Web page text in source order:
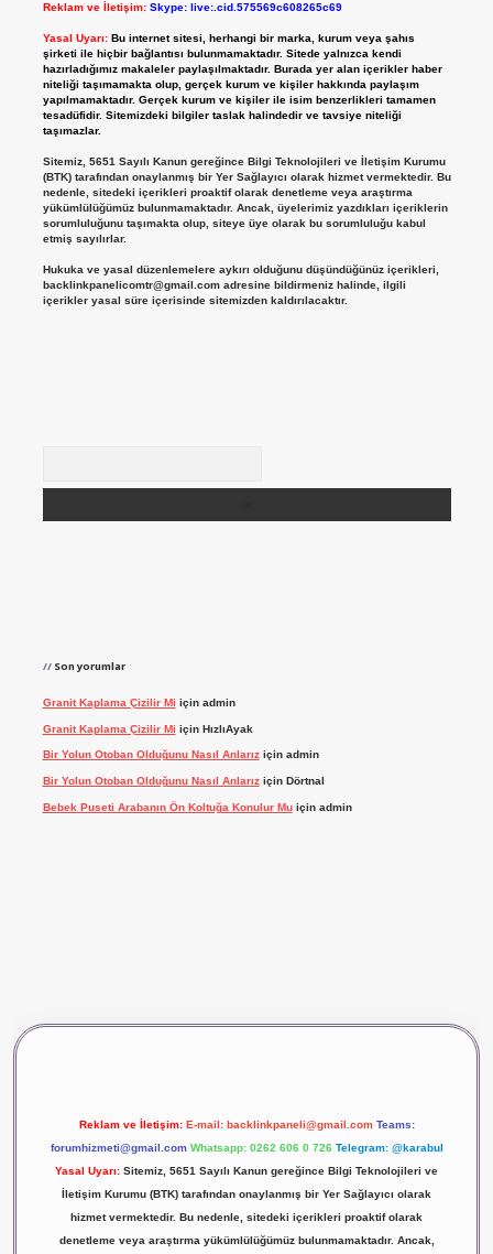
Reklam ve İletişim: Skype: live:.cid.575569c608265c69
Yasal Uyarı: Bu internet sitesi, herhangi bir marka, kurum veya şahıs
şirketi ile hiçbir bağlantısı bulunmamaktadır. Sitede yalnızca kendi
hazırladığımız makaleler paylaşılmaktadır. Burada yer alan içerikler haber
niteliği taşımamakta olup, gerçek kurum ve kişiler hakkında paylaşım
yapılmamaktadır. Gerçek kurum ve kişiler ile isim benzerlikleri tamamen
tesadüfidir. Sitemizdeki bilgiler taslak halindedir ve tavsiye niteliği
taşımazlar.
Sitemiz, 5651 Sayılı Kanun gereğince Bilgi Teknolojileri ve İletişim Kurumu
(BTK) tarafından onaylanmış bir Yer Sağlayıcı olarak hizmet vermektedir. Bu
nedenle, sitedeki içerikleri proaktif olarak denetleme veya araştırma
yükümlülüğümüz bulunmamaktadır. Ancak, üyelerimiz yazdıkları içeriklerin
sorumluluğunu taşımakta olup, siteye üye olarak bu sorumluluğu kabul
etmiş sayılırlar.
Hukuka ve yasal düzenlemelere aykırı olduğunu düşündüğünüz içerikleri,
backlinkpanelicomtr@gmail.comadresine bildirmeniz halinde, ilgili
içerikler yasal süre içerisinde sitemizden kaldırılacaktır.
Son yorumlar
Granit Kaplama Çizilir Mi için admin
Granit Kaplama Çizilir Mi için HızlıAyak
Bir Yolun Otoban Olduğunu Nasıl Anlarıziçin admin
Bir Yolun Otoban Olduğunu Nasıl Anlarıziçin Dörtnal
Bebek Puseti Arabanın Ön Koltuğa Konulur Muiçin admin
Reklam ve İletişim: E-mail: backlinkpaneli@gmail.com Teams:
forumhizmeti@gmail.com Whatsapp: 0262 606 0 726 Telegram: @karabul
Yasal Uyarı: Sitemiz, 5651 Sayılı Kanun gereğince Bilgi Teknolojileri ve
İletişim Kurumu (BTK) tarafından onaylanmış bir Yer Sağlayıcı olarak
hizmet vermektedir. Bu nedenle, sitedeki içerikleri proaktif olarak
denetleme veya araştırma yükümlülüğümüz bulunmamaktadır. Ancak,